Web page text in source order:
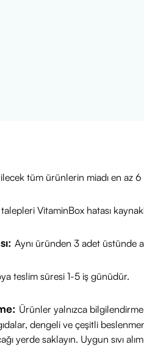
tüm ürünlerin miadı en az
VitaminBox hatası
Aynı üründen 3 adet üstünde
teslim süresi 1-5 iş günüdür.
Ürünler yalnızca
dengeli ve çeşitli
yerde saklayın. Uygun sıvı